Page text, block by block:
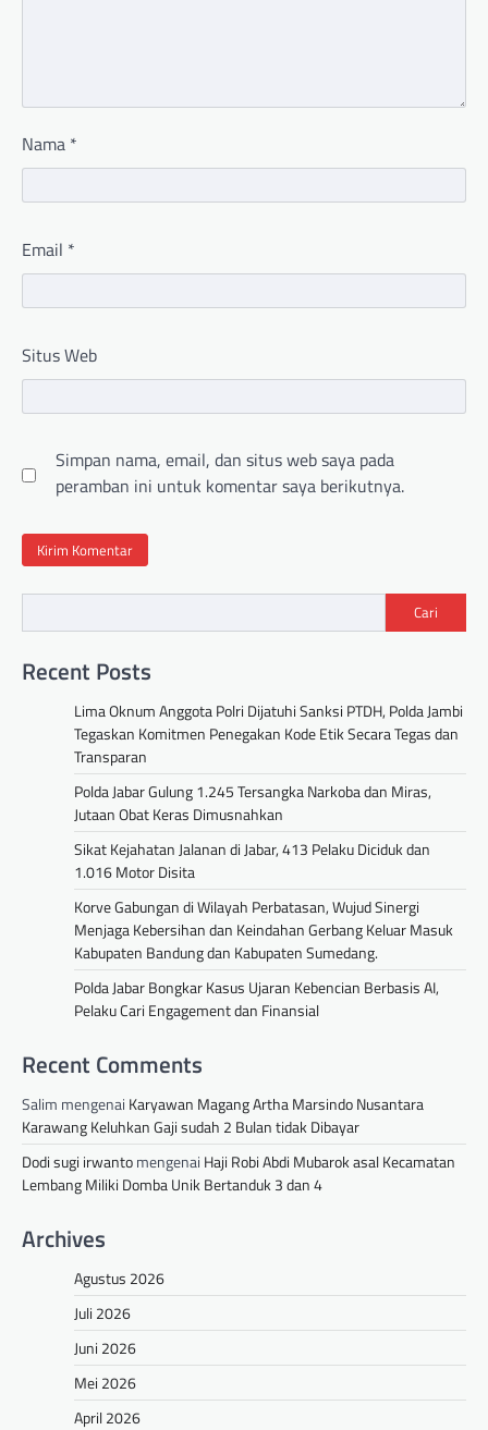
Nama *
Email *
Situs Web
Simpan nama, email, dan situs web saya pada
peramban ini untuk komentar saya berikutnya.
Cari
Recent Posts
Lima Oknum Anggota Polri Dijatuhi Sanksi PTDH, Polda Jambi
Tegaskan Komitmen Penegakan Kode Etik Secara Tegas dan
Transparan
Polda Jabar Gulung 1.245 Tersangka Narkoba dan Miras,
Jutaan Obat Keras Dimusnahkan
Sikat Kejahatan Jalanan di Jabar, 413 Pelaku Diciduk dan
1.016 Motor Disita
Korve Gabungan di Wilayah Perbatasan, Wujud Sinergi
Menjaga Kebersihan dan Keindahan Gerbang Keluar Masuk
Kabupaten Bandung dan Kabupaten Sumedang.
Polda Jabar Bongkar Kasus Ujaran Kebencian Berbasis AI,
Pelaku Cari Engagement dan Finansial
Recent Comments
Salim mengenai Karyawan Magang Artha Marsindo Nusantara
Karawang Keluhkan Gaji sudah 2 Bulan tidak Dibayar
Dodi sugi irwantomengenai Haji Robi Abdi Mubarok asal Kecamatan
Lembang Miliki Domba Unik Bertanduk 3 dan 4
Archives
Agustus 2026
Juli 2026
Juni 2026
Mei 2026
April 2026